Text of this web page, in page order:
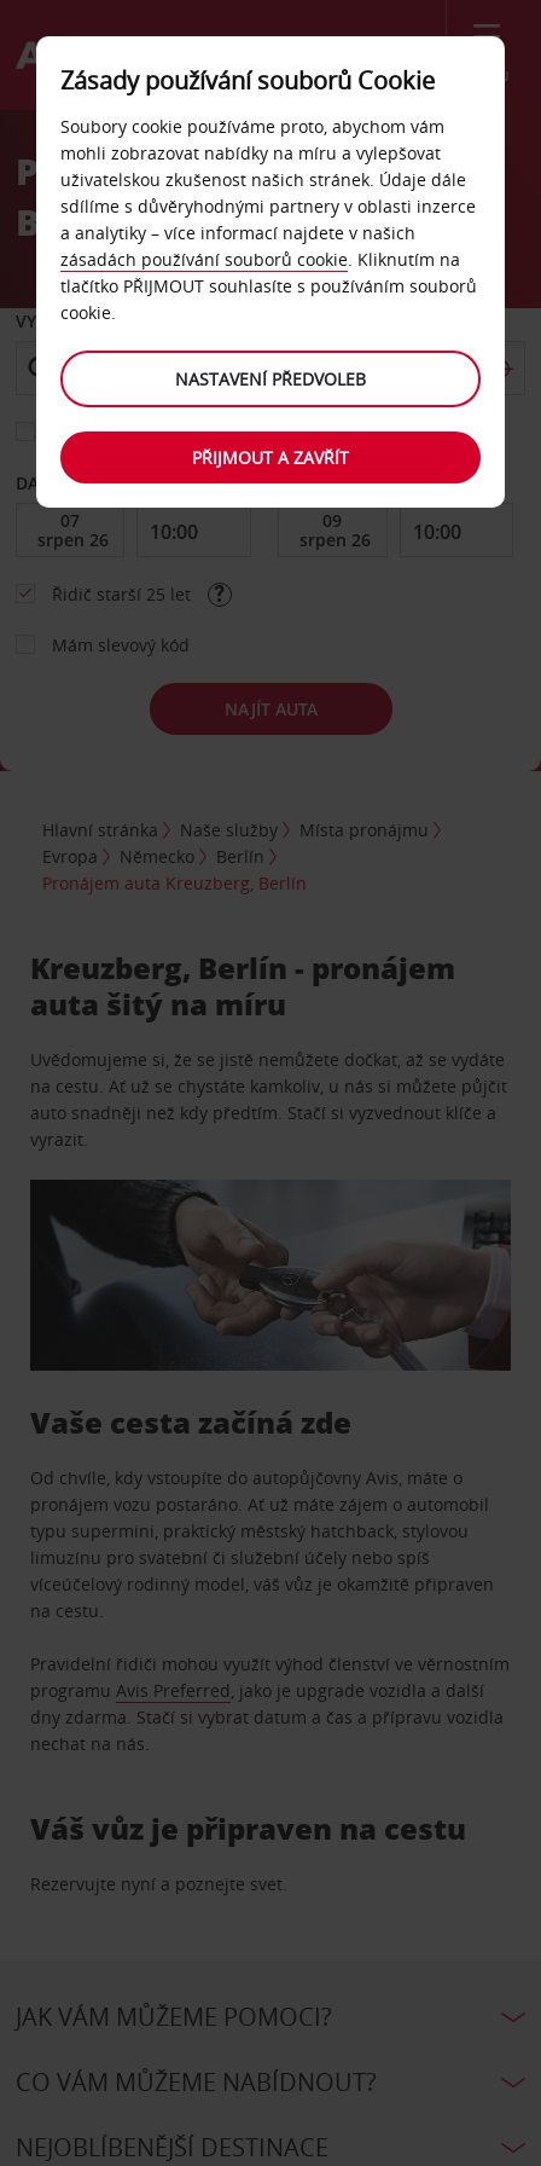
Menu
Welcome
AvisPronájem auta Kreuzberg,
Berlín
VYZVEDNOUT Z
Vyberte si jiné místo vrácení
DATUM OD DATUM DO
Řidič starší 25 let
Mám slevový kód
NAJÍT AUTA
Hlavní stránka Naše služby
Místa pronájmu
Evropa
Německo
Berlín
Pronájem auta Kreuzberg, Berlín
Kreuzberg, Berlín - pronájem
auta šitý na míru
Uvědomujeme si, že se jistě nemůžete dočkat, až se vydáte
na cestu. Ať už se chystáte kamkoliv, u nás si můžete půjčit
auto snadněji než kdy předtím. Stačí si vyzvednout klíče a
vyrazit.
Vaše cesta začíná zde
Od chvíle, kdy vstoupíte do autopůjčovny Avis, máte o
pronájem vozu postaráno. Ať už máte zájem o automobil
typu supermini, praktický městský hatchback, stylovou
limuzínu pro svatební či služební účely nebo spíš
víceúčelový rodinný model, váš vůz je okamžitě připraven
na cestu.
Pravidelní řidiči mohou využít výhod členství ve věrnostním
programuAvis Preferred, jako je upgrade vozidla a další
dny zdarma. Stačí si vybrat datum a čas a přípravu vozidla
nechat na nás.
Váš vůz je připraven na cestu
Rezervujte nyní a poznejte svet.
JAK VÁM MŮŽEME POMOCI?
CO VÁM MŮŽEME NABÍDNOUT?
NEJOBLÍBENĚJŠÍ DESTINACE
Zásady používání souborů Cookie
Soubory cookie používáme proto, abychom vám
mohli zobrazovat nabídky na míru a vylepšovat
uživatelskou zkušenost našich stránek. Údaje dále
sdílíme s důvěryhodnými partnery v oblasti inzerce
a analytiky – více informací najdete v našich
zásadách používání souborů cookie. Kliknutím na
tlačítko PŘIJMOUT souhlasíte s používáním souborů
cookie.
NASTAVENÍ PŘEDVOLEB
PŘIJMOUT A ZAVŘÍT